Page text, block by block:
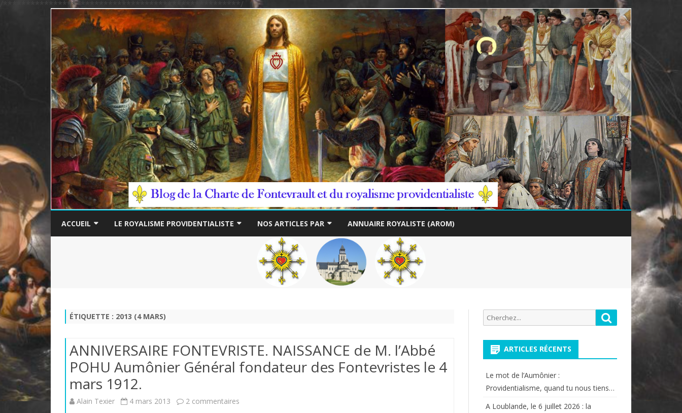
/****************************************************/
to
ACCUEIL LE ROYALISME PROVIDENTIALISTE NOS ARTICLES PAR
THÉME
AUTEUR
ANNUAIRE ROYALISTE (AROM)
ÉTIQUETTE : 2013 (4 MARS)
ANNIVERSAIRE FONTEVRISTE. NAISSANCE de M. l’Abbé
POHU Aumônier Général fondateur des Fontevristes le 4
mars 1912.
Alain Texier 4 mars 2013 2 commentaires
Recherche
pour:
Rechercher
ARTICLES RÉCENTS
Le mot de l’Aumônier :
Providentialisme, quand tu nous tiens…
A Loublande, le 6 juillet 2026 : la